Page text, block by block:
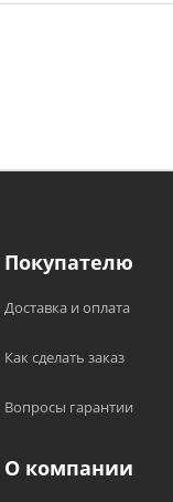
Покупателю
Доставка и оплата
Как сделать заказ
Вопросы гарантии
О компании